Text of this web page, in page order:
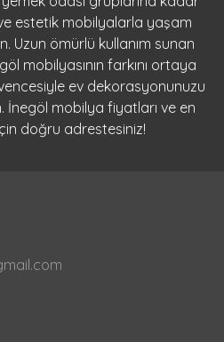
estetik mobilyalarla yaşam
Uzun ömürlü kullanım sunan
mobilyasının farkını ortaya
ev dekorasyonunuzu
İnegöl mobilya fiyatları ve en
doğru adrestesiniz!